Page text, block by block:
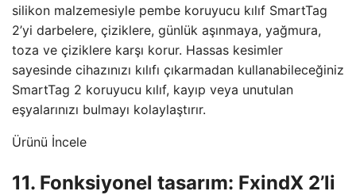
silikon malzemesiyle pembe koruyucu kılıf SmartTag
2’yi darbelere, çiziklere, günlük aşınmaya, yağmura,
toza ve çiziklere karşı korur. Hassas kesimler
sayesinde cihazınızı kılıfı çıkarmadan kullanabileceğiniz
SmartTag 2 koruyucu kılıf, kayıp veya unutulan
eşyalarınızı bulmayı kolaylaştırır.
Ürünü İncele
11. Fonksiyonel tasarım: FxindX 2’li